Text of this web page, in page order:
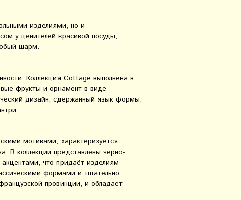
изделиями, но и
у ценителей красивой посуды,
шарм.
Коллекция Cottage выполнена в
фрукты и орнамент в виде
дизайн, сдержанный язык формы,
мотивами, характеризуется
В коллекции представлены черно-
что придаёт изделиям
формами и тщательно
провинции, и обладает